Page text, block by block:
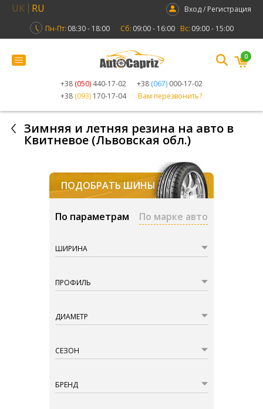
UK RU
Вход / Регистрация
Пн-Пт: 08:30 - 18:00 Сб: 09:00 - 16:00 Вс: 09:00 - 15:00
+38 (050) 440-17-02 +38 (067) 000-17-02
+38 (093) 170-17-04 Вам перезвонить?
0
Зимняя и летняя резина на авто в
Квитневое (Львовская обл.)
ПОДОБРАТЬ ШИНЫ
По параметрам По марке авто
ШИРИНА
ПРОФИЛЬ
ДИАМЕТР
СЕЗОН
БРЕНД